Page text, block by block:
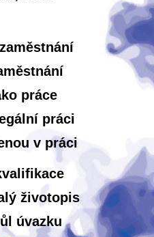
práce
práci
v práci
životopis
úvazku